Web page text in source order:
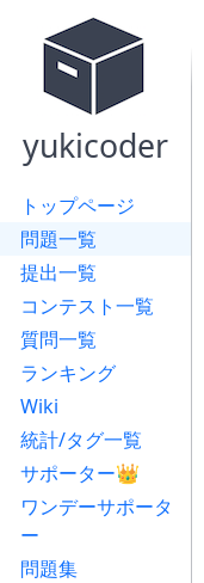
yukicoder
トップページ
問題一覧
提出一覧
コンテスト一覧
質問一覧
ランキング
Wiki
統計/タグ一覧
サポーター👑
ワンデーサポータ
ー
問題集